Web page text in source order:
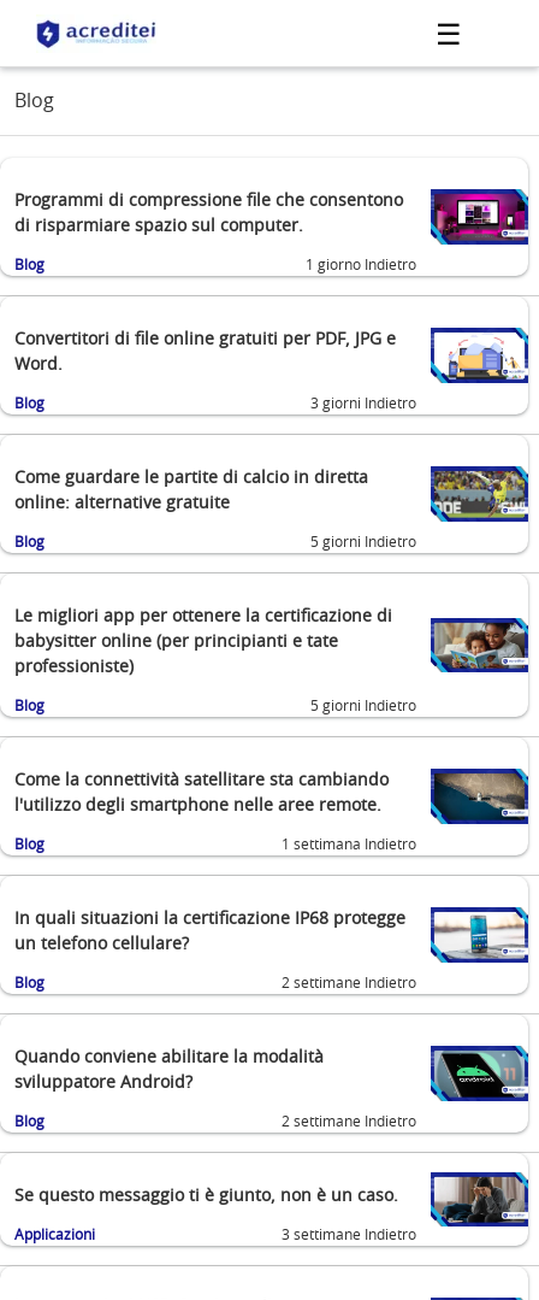
☰
Blog
Programmi di compressione file che consentono
di risparmiare spazio sul computer.
Blog 1 giorno Indietro
Convertitori di file online gratuiti per PDF, JPG e
Word.
Blog 3 giorni Indietro
Come guardare le partite di calcio in diretta
online: alternative gratuite
Blog 5 giorni Indietro
Le migliori app per ottenere la certificazione di
babysitter online (per principianti e tate
professioniste)
Blog 5 giorni Indietro
Come la connettività satellitare sta cambiando
l'utilizzo degli smartphone nelle aree remote.
Blog 1 settimana Indietro
In quali situazioni la certificazione IP68 protegge
un telefono cellulare?
Blog 2 settimane Indietro
Quando conviene abilitare la modalità
sviluppatore Android?
Blog 2 settimane Indietro
Se questo messaggio ti è giunto, non è un caso.
Applicazioni 3 settimane Indietro